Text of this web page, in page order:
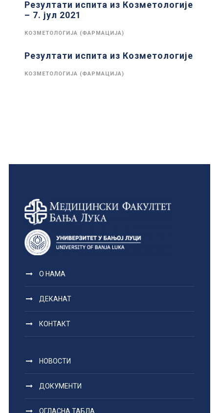
Резултати испита из Козметологије
– 7. јул 2021
КОЗМЕТОЛОГИЈА (ФАРМАЦИЈА)
Резултати испита из Козметологије
КОЗМЕТОЛОГИЈА (ФАРМАЦИЈА)
О НАМА
ДЕКАНАТ
КОНТАКТ
НОВОСТИ
ДОКУМЕНТИ
ОГЛАСНА ТАБЛА